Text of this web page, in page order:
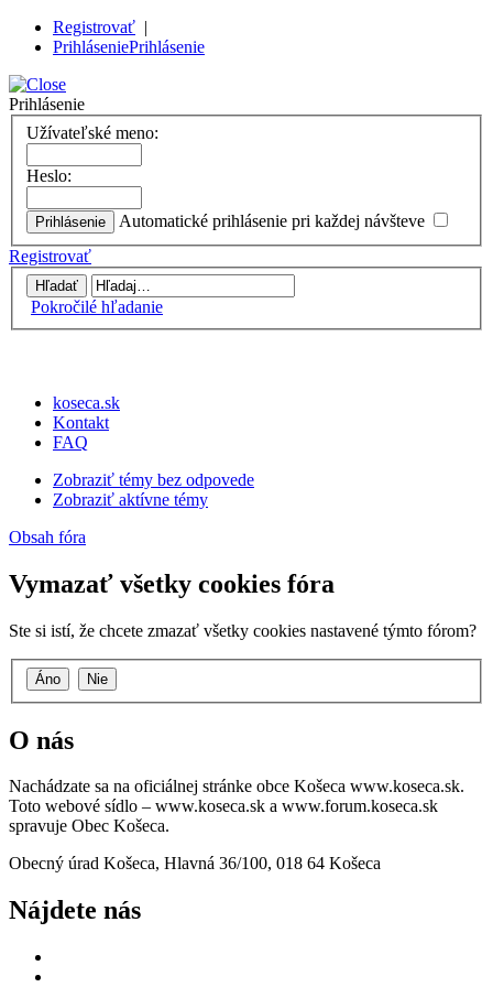
Registrovať |
PrihláseniePrihlásenie
Prihlásenie
Užívateľské meno:
Heslo:
Automatické prihlásenie pri každej návšteve
Registrovať
Pokročilé hľadanie
koseca.sk
Kontakt
FAQ
Zobraziť témy bez odpovede
Zobraziť aktívne témy
Obsah fóra
Vymazať všetky cookies fóra
Ste si istí, že chcete zmazať všetky cookies nastavené týmto fórom?
O nás
Nachádzate sa na oficiálnej stránke obce Košeca www.koseca.sk.
Toto webové sídlo – www.koseca.sk a www.forum.koseca.sk
spravuje Obec Košeca.
Obecný úrad Košeca, Hlavná 36/100, 018 64 Košeca
Nájdete nás